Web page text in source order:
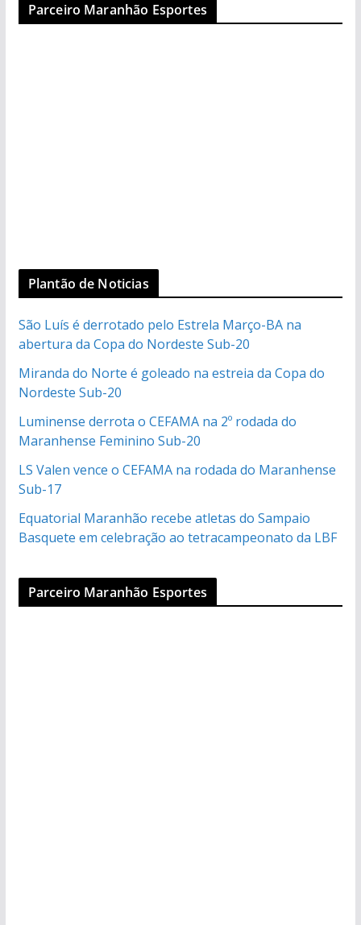
Parceiro Maranhão Esportes
Plantão de Noticias
São Luís é derrotado pelo Estrela Março-BA na
abertura da Copa do Nordeste Sub-20
Miranda do Norte é goleado na estreia da Copa do
Nordeste Sub-20
Luminense derrota o CEFAMA na 2º rodada do
Maranhense Feminino Sub-20
LS Valen vence o CEFAMA na rodada do Maranhense
Sub-17
Equatorial Maranhão recebe atletas do Sampaio
Basquete em celebração ao tetracampeonato da LBF
Parceiro Maranhão Esportes